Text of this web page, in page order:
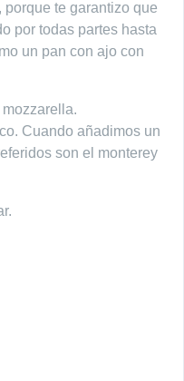
te garantizo que
por todas partes hasta
un pan con ajo con
Cuando añadimos un
son el monterey